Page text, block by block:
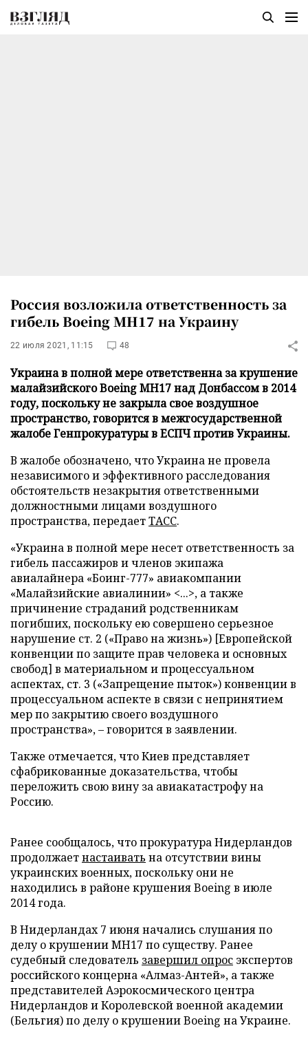
Россия возложила ответственность за
гибель Boeing MH17 на Украину
22 июля 2021, 11:15 48
Украина в полной мере ответственна за крушение
малайзийского Boeing MH17 над Донбассом в 2014
году, поскольку не закрыла свое воздушное
пространство, говорится в межгосударственной
жалобе Генпрокуратуры в ЕСПЧ против Украины.
В жалобе обозначено, что Украина не провела
независимого и эффективного расследования
обстоятельств незакрытия ответственными
должностными лицами воздушного
пространства, передаетТАСС.
«Украина в полной мере несет ответственность за
гибель пассажиров и членов экипажа
авиалайнера «Боинг-777» авиакомпании
«Малайзийские авиалинии» <...>, а также
причинение страданий родственникам
погибших, поскольку ею совершено серьезное
нарушение ст. 2 («Право на жизнь») [Европейской
конвенции по защите прав человека и основных
свобод] в материальном и процессуальном
аспектах, ст. 3 («Запрещение пыток») конвенции в
процессуальном аспекте в связи с непринятием
мер по закрытию своего воздушного
пространства», – говорится в заявлении.
Также отмечается, что Киев представляет
сфабрикованные доказательства, чтобы
переложить свою вину за авиакатастрофу на
Россию.
Ранее сообщалось, что прокуратура Нидерландов
продолжаетнастаивать на отсутствии вины
украинских военных, поскольку они не
находились в районе крушения Boeing в июле
2014 года.
В Нидерландах 7 июня начались слушания по
делу о крушении MH17 по существу. Ранее
судебный следователь завершил опрос экспертов
российского концерна «Алмаз-Антей», а также
представителей Аэрокосмического центра
Нидерландов и Королевской военной академии
(Бельгия) по делу о крушении Boeing на Украине.